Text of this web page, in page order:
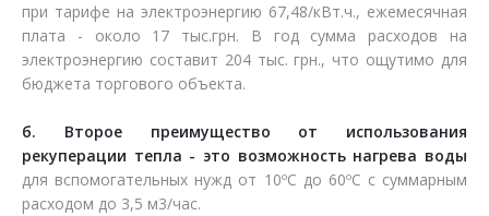
при тарифе на электроэнергию 67,48/кВт.ч., ежемесячная
плата - около 17 тыс.грн. В год сумма расходов на
электроэнергию составит 204 тыс. грн., что ощутимо для
бюджета торгового объекта.
б. Второе преимущество от использования
рекуперации тепла - это возможность нагрева воды
для вспомогательных нужд от 10ºС до 60ºС с суммарным
расходом до 3,5 м3/час.